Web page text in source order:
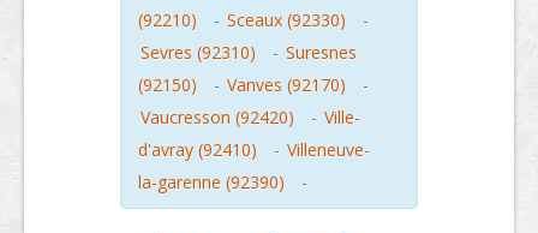
(92210)
- Sceaux (92330)
-
Sevres (92310)
- Suresnes
(92150)
- Vanves (92170)
-
Vaucresson (92420)
- Ville-
d'avray (92410)
- Villeneuve-
la-garenne (92390)
-